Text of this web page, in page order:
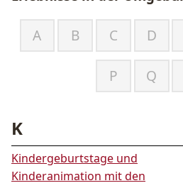
A B C D
P Q
K
Kindergeburtstage und
Kinderanimation mit den